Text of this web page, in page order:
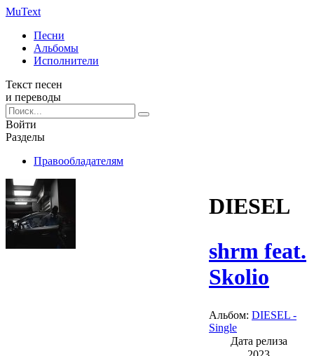
MuText
Песни
Альбомы
Исполнители
Текст песен
и переводы
Войти
Разделы
Правообладателям
DIESEL
shrm feat.
Skolio
Альбом: DIESEL -
Single
Дата релиза